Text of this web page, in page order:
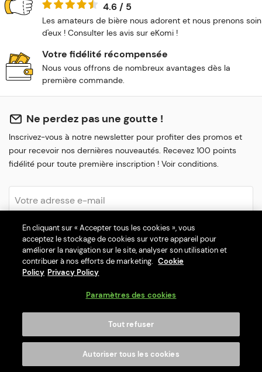
4.6 / 5
Les amateurs de bière nous adorent et nous prenons soin
d'eux ! Consulter les avis sur eKomi !
Votre fidélité récompensée
Nous vous offrons de nombreux avantages dès la
première commande.
Ne perdez pas une goutte !
Inscrivez-vous à notre newsletter pour profiter des promos et
pour recevoir nos dernières nouveautés. Recevez 100 points
fidélité pour toute première inscription ! Voir conditions.
S'inscrire
J'accepte lesConditions GénéralesetPolitique de
confidentialité
En cliquant sur « Accepter tous les cookies », vous
acceptez le stockage de cookies sur votre appareil pour
améliorer la navigation sur le site, analyser son utilisation et
contribuer à nos efforts de marketing. Cookie
Policy Privacy Policy
Paramètres des cookies
Tout refuser
Autoriser tous les cookies